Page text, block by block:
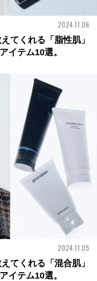
2024.11.06
てくれる「脂性肌」
イテム10選。
2024.11.05
てくれる「混合肌」
イテム10選。